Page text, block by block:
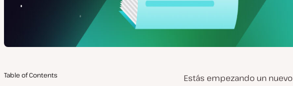
Table of Contents
Estás empezando un